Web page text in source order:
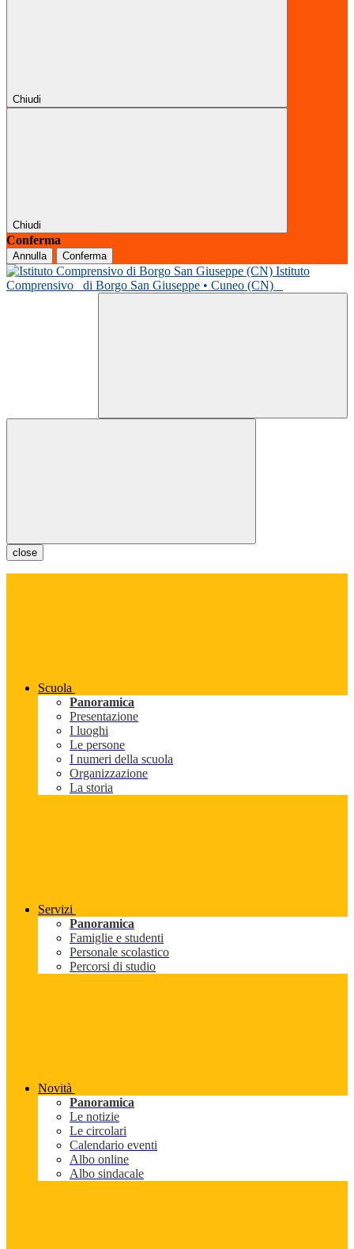
Chiudi
Chiudi
Conferma
Annulla Conferma
Istituto
Comprensivo
di Borgo San Giuseppe • Cuneo (CN)
close
Scuola
Panoramica
Presentazione
I luoghi
Le persone
I numeri della scuola
Organizzazione
La storia
Servizi
Panoramica
Famiglie e studenti
Personale scolastico
Percorsi di studio
Novità
Panoramica
Le notizie
Le circolari
Calendario eventi
Albo online
Albo sindacale